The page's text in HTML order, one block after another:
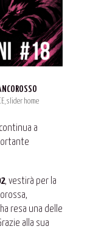
,slider home
a
, vestirà per la
resa una delle
alla sua